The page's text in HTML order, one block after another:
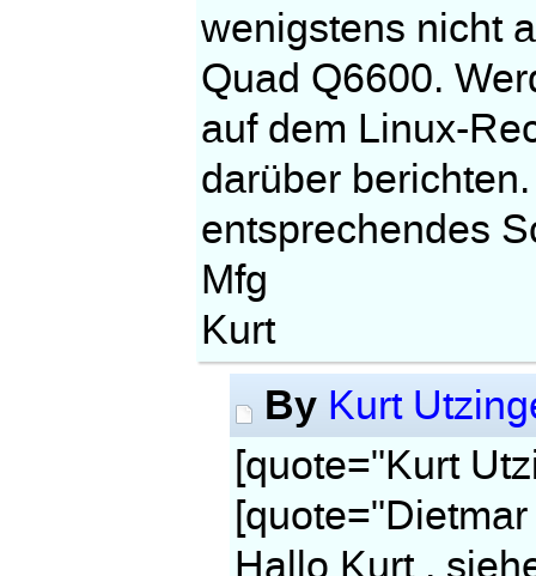
wenigstens nicht
Quad Q6600.
auf dem Linux-
darüber
entsprechendes
Mfg
Kurt
By Kurt
[quote="Kurt